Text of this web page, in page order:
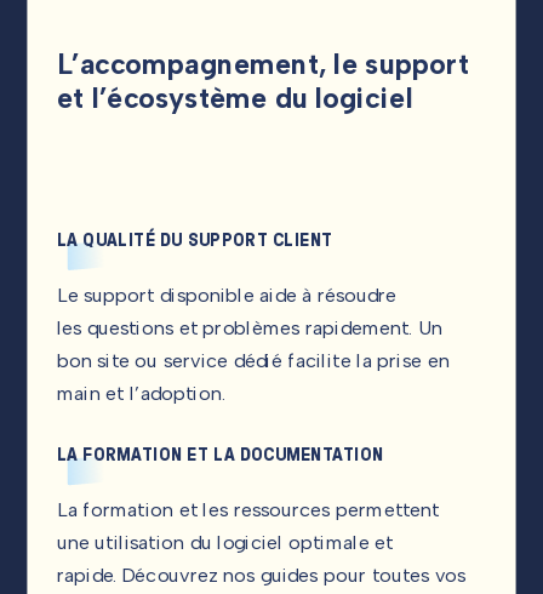
L’accompagnement, le support
et l’écosystème du logiciel
LA QUALITÉ DU SUPPORT CLIENT
Le support disponible aide à résoudre
les questions et problèmes rapidement. Un
bon site ou service dédié facilite la prise en
main et l’adoption.
LA FORMATION ET LA DOCUMENTATION
La formation et les ressources permettent
une utilisation du logiciel optimale et
rapide. Découvrez nos guides pour toutes vos